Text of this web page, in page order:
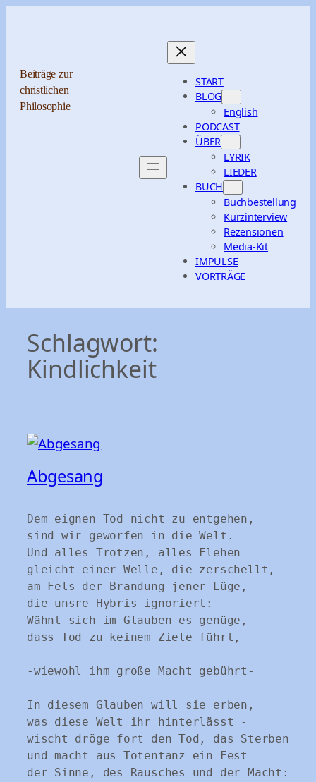
Beiträge zur
christlichen
Philosophie
START
BLOG
English
PODCAST
ÜBER
LYRIK
LIEDER
BUCH
Buchbestellung
Kurzinterview
Rezensionen
Media-Kit
IMPULSE
VORTRÄGE
Schlagwort:
Kindlichkeit
Abgesang
Dem eignen Tod nicht zu entgehen,
sind wir geworfen in die Welt.
Und alles Trotzen, alles Flehen
gleicht einer Welle, die zerschellt,
am Fels der Brandung jener Lüge,
die unsre Hybris ignoriert:
Wähnt sich im Glauben es genüge,
dass Tod zu keinem Ziele führt,
-wiewohl ihm große Macht gebührt-
In diesem Glauben will sie erben,
was diese Welt ihr hinterlässt -
wischt dröge fort den Tod, das Sterben
und macht aus Totentanz ein Fest
der Sinne, des Rausches und der Macht: